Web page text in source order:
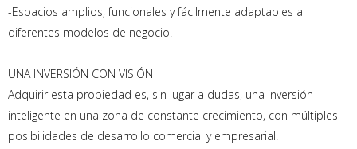
-Espacios amplios, funcionales y fácilmente adaptables a
diferentes modelos de negocio.
UNA INVERSIÓN CON VISIÓN
Adquirir esta propiedad es, sin lugar a dudas, una inversión
inteligente en una zona de constante crecimiento, con múltiples
posibilidades de desarrollo comercial y empresarial.